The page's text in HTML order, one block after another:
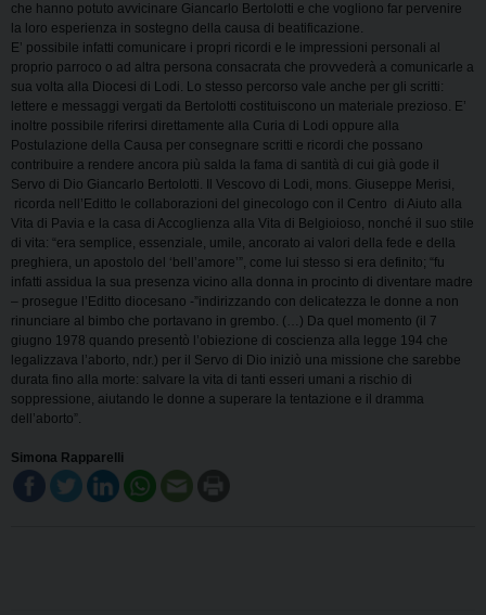
che hanno potuto avvicinare Giancarlo Bertolotti e che vogliono far pervenire
la loro esperienza in sostegno della causa di beatificazione.
E’ possibile infatti comunicare i propri ricordi e le impressioni personali al
proprio parroco o ad altra persona consacrata che provvederà a comunicarle a
sua volta alla Diocesi di Lodi. Lo stesso percorso vale anche per gli scritti:
lettere e messaggi vergati da Bertolotti costituiscono un materiale prezioso. E’
inoltre possibile riferirsi direttamente alla Curia di Lodi oppure alla
Postulazione della Causa per consegnare scritti e ricordi che possano
contribuire a rendere ancora più salda la fama di santità di cui già gode il
Servo di Dio Giancarlo Bertolotti. Il Vescovo di Lodi, mons. Giuseppe Merisi,
ricorda nell’Editto le collaborazioni del ginecologo con il Centro di Aiuto alla
Vita di Pavia e la casa di Accoglienza alla Vita di Belgioioso, nonché il suo stile
di vita: “era semplice, essenziale, umile, ancorato ai valori della fede e della
preghiera, un apostolo del ‘bell’amore’”, come lui stesso si era definito; “fu
infatti assidua la sua presenza vicino alla donna in procinto di diventare madre
– prosegue l’Editto diocesano -”indirizzando con delicatezza le donne a non
rinunciare al bimbo che portavano in grembo. (…) Da quel momento (il 7
giugno 1978 quando presentò l’obiezione di coscienza alla legge 194 che
legalizzava l’aborto, ndr.) per il Servo di Dio iniziò una missione che sarebbe
durata fino alla morte: salvare la vita di tanti esseri umani a rischio di
soppressione, aiutando le donne a superare la tentazione e il dramma
dell’aborto”.
Simona Rapparelli